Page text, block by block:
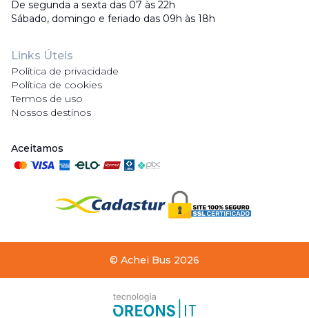
De segunda a sexta das 07 às 22h
Sábado, domingo e feriado das 09h às 18h
Links Úteis
Política de privacidade
Política de cookies
Termos de uso
Nossos destinos
Aceitamos
© Achei Bus 2026